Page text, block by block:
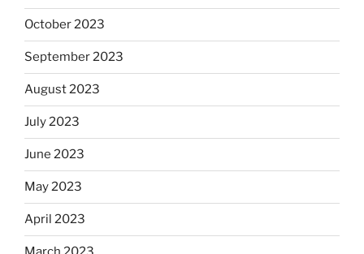
October 2023
September 2023
August 2023
July 2023
June 2023
May 2023
April 2023